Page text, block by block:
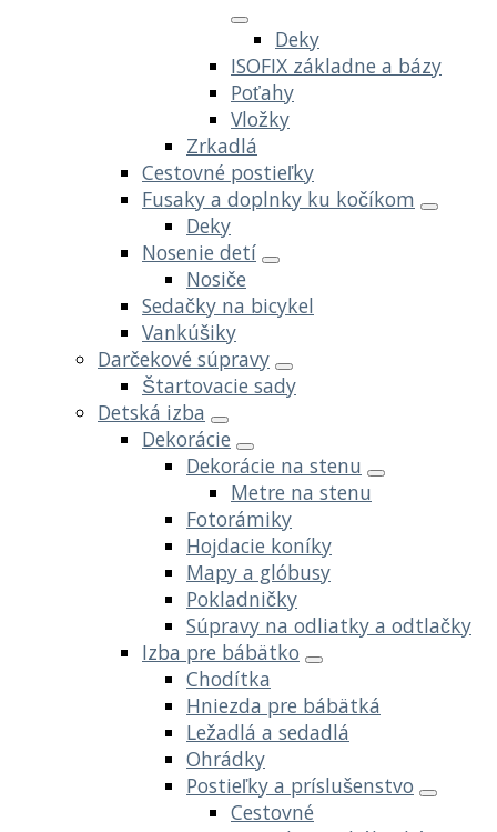
Deky
ISOFIX základne a bázy
Poťahy
Vložky
Zrkadlá
Cestovné postieľky
Fusaky a doplnky ku kočíkom
Deky
Nosenie detí
Nosiče
Sedačky na bicykel
Vankúšiky
Darčekové súpravy
Štartovacie sady
Detská izba
Dekorácie
Dekorácie na stenu
Metre na stenu
Fotorámiky
Hojdacie koníky
Mapy a glóbusy
Pokladničky
Súpravy na odliatky a odtlačky
Izba pre bábätko
Chodítka
Hniezda pre bábätká
Ležadlá a sedadlá
Ohrádky
Postieľky a príslušenstvo
Cestovné